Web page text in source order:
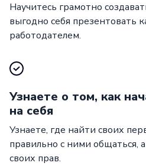
Научитесь грамотно
выгодно себя презентовать
работодателем.
Узнаете о том, как
на себя
Узнаете, где найти своих
правильно с ними общаться,
своих прав.